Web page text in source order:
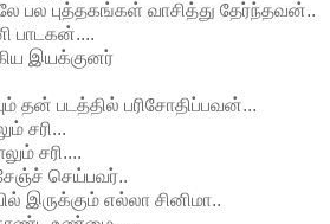
பல புத்தகங்கள் வாசித்து தேர்ந்தவன்..
பாடகன்....
இயக்குனர்
தன் படத்தில் பரிசோதிப்பவன்...
சரி...
சரி....
செய்பவர்..
இருக்கும் எல்லா சினிமா..